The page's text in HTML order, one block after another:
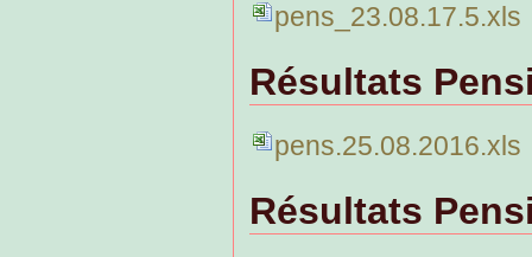
pens_23.08.17.5.xls
Résultats
pens.25.08.2016.xls
Résultats